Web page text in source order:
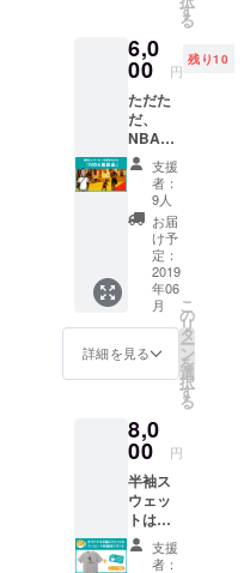
望の場
合、備
考欄に
お書き
くださ
い。
りま
す。 ク
ファウ
ンディ
ング限
定 「1st
edition
」のプ
リント
が入り
ます。
（※デザ
イン検
討中の
真はイ
メージ
コー
ヒー無
料チ
ケット
の使用
期限
は、２
０１９
選びい
ただ
き、備
考欄に
ご記入
くださ
い。
S M
L XL
クラウ
ドファ
ウン
ディン
グ限定
「1st
edition
」のプ
（※デザ
インは
検討中
のもの
で
す。）
コー
ヒー無
はして
すが、
今回
は、こ
のクラ
ウド
ファン
ディン
グにご
協力い
ただい
た方限
定のも
のとな
りま
す。 色
はアク
アブ
サイズ
をお選
びいた
だき、
備考欄
にご記
入くだ
さい。
す
る
6,0
00 円
残り10
ただた
だ、
NBAの
話をみ
んなで
楽しく
しま
しょ
う！
コー
ヒーを
飲みな
がら自
分の推
しチー
ムだっ
ちょう
ど開催
されて
いる
NBAの
ファイ
ナルの
話題な
支援
者：
9人
お届
け予
定：
2019
年06
月
詳細を見る
こ
の
リ
タ
ー
ン
を
選
択
す
る
8,0
00 円
半袖ス
ウェッ
トはお
店に
コー支援
者：